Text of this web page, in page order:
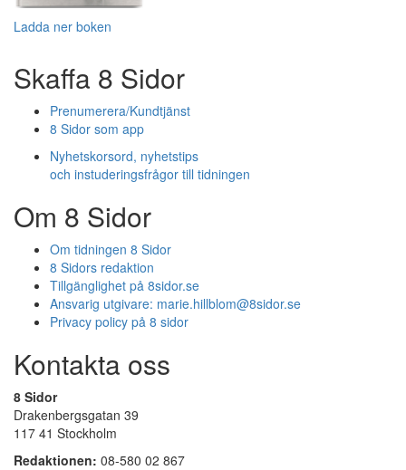
Ladda ner boken
Skaffa 8 Sidor
Prenumerera/Kundtjänst
8 Sidor som app
Nyhetskorsord, nyhetstips
och instuderingsfrågor till tidningen
Om 8 Sidor
Om tidningen 8 Sidor
8 Sidors redaktion
Tillgänglighet på 8sidor.se
Ansvarig utgivare: marie.hillblom@8sidor.se
Privacy policy på 8 sidor
Kontakta oss
8 Sidor
Drakenbergsgatan 39
117 41 Stockholm
Redaktionen: 08-580 02 867